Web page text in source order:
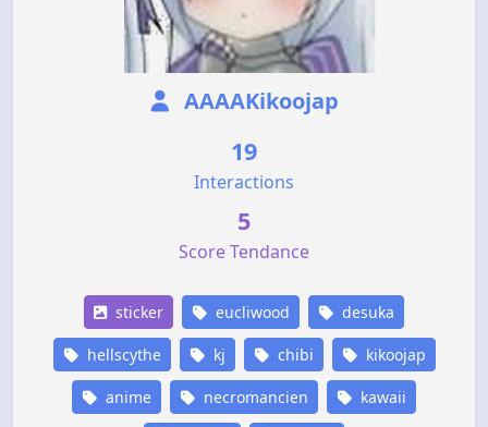
AAAAKikoojap
19
Interactions
5
Score Tendance
sticker eucliwood desuka
hellscythe kj chibi kikoojap
anime necromancien kawaii